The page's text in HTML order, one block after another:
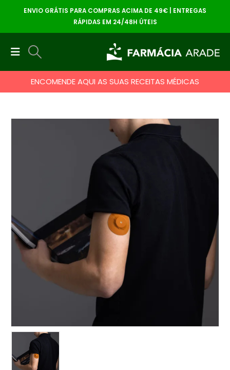
ENVIO GRÁTIS PARA COMPRAS ACIMA DE 49€ | ENTREGAS
RÁPIDAS EM 24/48H ÚTEIS
ENCOMENDE AQUI AS SUAS RECEITAS MÉDICAS